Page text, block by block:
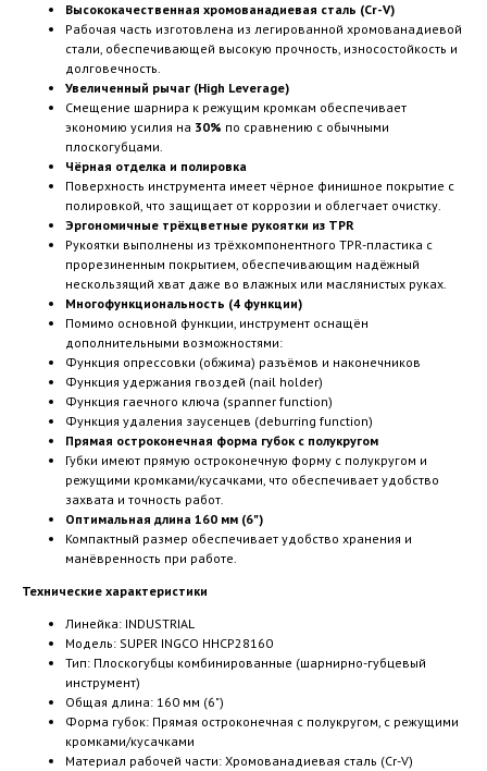
Высококачественная хромованадиевая сталь (Cr-V)
Рабочая часть изготовлена из легированной хромованадиевой
стали, обеспечивающей высокую прочность, износостойкость и
долговечность.
Увеличенный рычаг (High Leverage)
Смещение шарнира к режущим кромкам обеспечивает
экономию усилия на 30% по сравнению с обычными
плоскогубцами.
Чёрная отделка и полировка
Поверхность инструмента имеет чёрное финишное покрытие с
полировкой, что защищает от коррозии и облегчает очистку.
Эргономичные трёхцветные рукоятки из TPR
Рукоятки выполнены из трёхкомпонентного TPR-пластика с
прорезиненным покрытием, обеспечивающим надёжный
нескользящий хват даже во влажных или маслянистых руках.
Многофункциональность (4 функции)
Помимо основной функции, инструмент оснащён
дополнительными возможностями:
Функция опрессовки (обжима) разъёмов и наконечников
Функция удержания гвоздей (nail holder)
Функция гаечного ключа (spanner function)
Функция удаления заусенцев (deburring function)
Прямая остроконечная форма губок с полукругом
Губки имеют прямую остроконечную форму с полукругом и
режущими кромками/кусачками, что обеспечивает удобство
захвата и точность работ.
Оптимальная длина 160 мм (6")
Компактный размер обеспечивает удобство хранения и
манёвренность при работе.
Технические характеристики
Линейка: INDUSTRIAL
Модель: SUPER INGCO HHCP28160
Тип: Плоскогубцы комбинированные (шарнирно-губцевый
инструмент)
Общая длина: 160 мм (6")
Форма губок: Прямая остроконечная с полукругом, с режущими
кромками/кусачками
Материал рабочей части: Хромованадиевая сталь (Cr-V)